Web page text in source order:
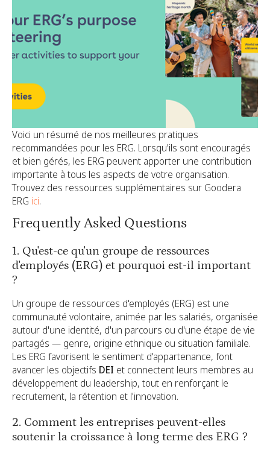
Voici un résumé de nos meilleures pratiques
recommandées pour les ERG. Lorsqu'ils sont encouragés
et bien gérés, les ERG peuvent apporter une contribution
importante à tous les aspects de votre organisation.
Trouvez des ressources supplémentaires sur Goodera
ERG ici.
Frequently Asked Questions
1. Qu'est-ce qu'un groupe de ressources
d'employés (ERG) et pourquoi est-il important
?
Un groupe de ressources d'employés (ERG) est une
communauté volontaire, animée par les salariés, organisée
autour d'une identité, d'un parcours ou d'une étape de vie
partagés — genre, origine ethnique ou situation familiale.
Les ERG favorisent le sentiment d'appartenance, font
avancer les objectifs DEI et connectent leurs membres au
développement du leadership, tout en renforçant le
recrutement, la rétention et l'innovation.
2. Comment les entreprises peuvent-elles
soutenir la croissance à long terme des ERG ?